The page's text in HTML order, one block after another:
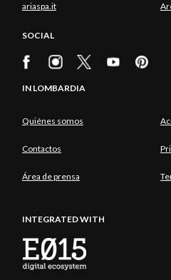
ariaspa.it
SOCIAL
IN LOMBARDIA
Quiénes somos
Contactos
Área de prensa
INTEGRATED WITH